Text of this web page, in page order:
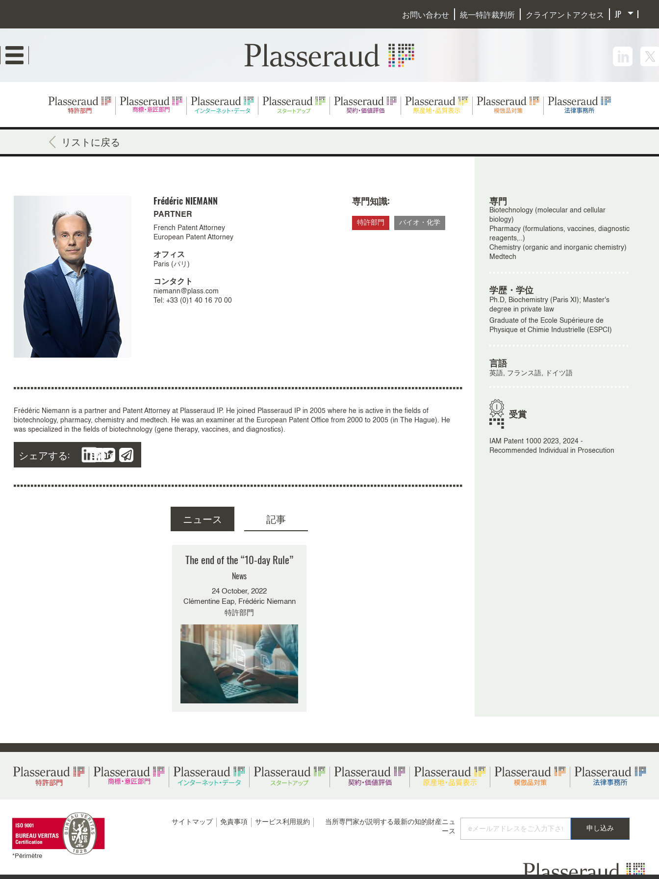
お問い合わせ 統一特許裁判所 クライアントアクセス
リストに戻る
Frédéric NIEMANN
PARTNER
French Patent Attorney
European Patent Attorney
オフィス
Paris (パリ)
コンタクト
niemann@plass.com
Tel: +33 (0)1 40 16 70 00
専門知識:
特許部門 バイオ・化学
Frédéric Niemann is a partner and Patent Attorney at Plasseraud IP. He joined Plasseraud IP in 2005 where he is active in the fields of
biotechnology, pharmacy, chemistry and medtech. He was an examiner at the European Patent Office from 2000 to 2005 (in The Hague). He
was specialized in the fields of biotechnology (gene therapy, vaccines, and diagnostics).
シェアする: Share
専門
Biotechnology (molecular and cellular
biology)
Pharmacy (formulations, vaccines, diagnostic
reagents,..)
Chemistry (organic and inorganic chemistry)
Medtech
学歴・学位
Ph.D, Biochemistry (Paris XI); Master's
degree in private law
Graduate of the Ecole Supérieure de
Physique et Chimie Industrielle (ESPCI)
言語
英語, フランス語, ドイツ語
受賞
IAM Patent 1000 2023, 2024 -
Recommended Individual in Prosecution
ニュース 記事
The end of the “10-day Rule”
News
24 October, 2022
Clémentine Eap, Frédéric Niemann
特許部門
*Périmètre
サイトマップ 免責事項 サービス利用規約
当所専門家が説明する最新の知的財産ニュ
ース